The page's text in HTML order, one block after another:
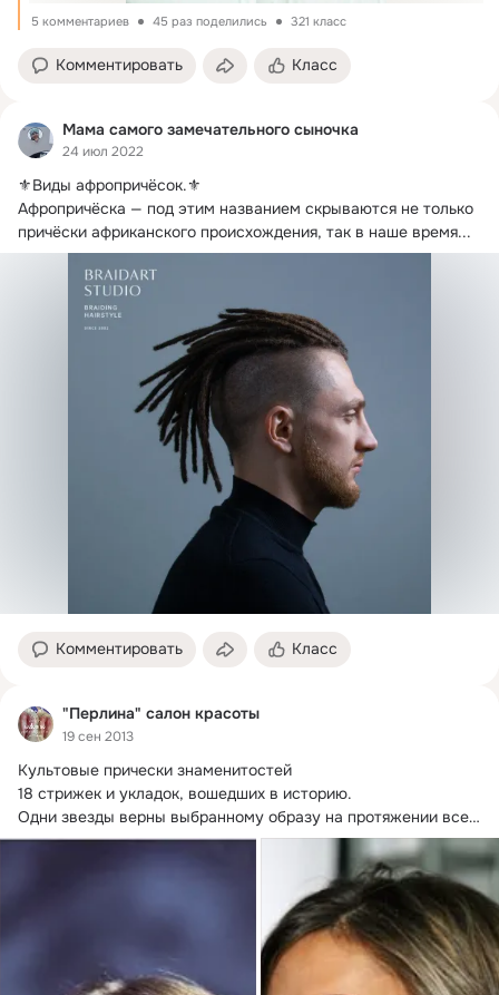
5 комментариев 45 раз поделились 321 класс
Комментировать Класс
Мама самого замечательного сыночка
24 июл 2022
⚜️Виды афропричёсок.⚜️
Афропричёска — под этим названием скрываются не только
причёски африканского происхождения, так в наше время...
Комментировать Класс
"Перлина" салон красоты
19 сен 2013
Культовые прически знаменитостей
18 стрижек и укладок, вошедших в историю.
Одни звезды верны выбранному образу на протяжении всей
карьеры,...